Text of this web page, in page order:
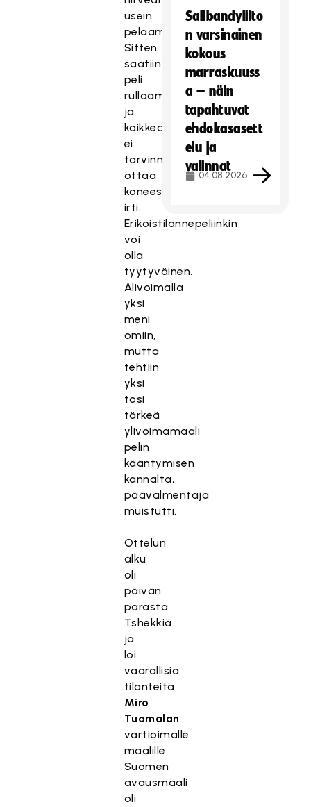
usein
pelaamaan.
Sitten
saatiin
peli
rullaamaan
ja
kaikkea
ei
tarvinnut
ottaa
koneesta
irti.
Erikoistilannepeliinkin
voi
olla
tyytyväinen.
Alivoimalla
yksi
meni
omiin,
mutta
tehtiin
yksi
tosi
tärkeä
ylivoimamaali
pelin
kääntymisen
kannalta,
päävalmentaja
muistutti.
Ottelun
alku
oli
päivän
parasta
Tshekkiä
ja
loi
vaarallisia
tilanteita
Miro
Tuomalan
vartioimalle
maalille.
Suomen
avausmaali
oli
Salibandyliito
n varsinainen
kokous
marraskuuss
a – näin
tapahtuvat
ehdokasasett
elu ja
valinnat
04.08.2026